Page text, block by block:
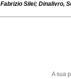
Fabrizio Silei; Dinalivro,
A sua